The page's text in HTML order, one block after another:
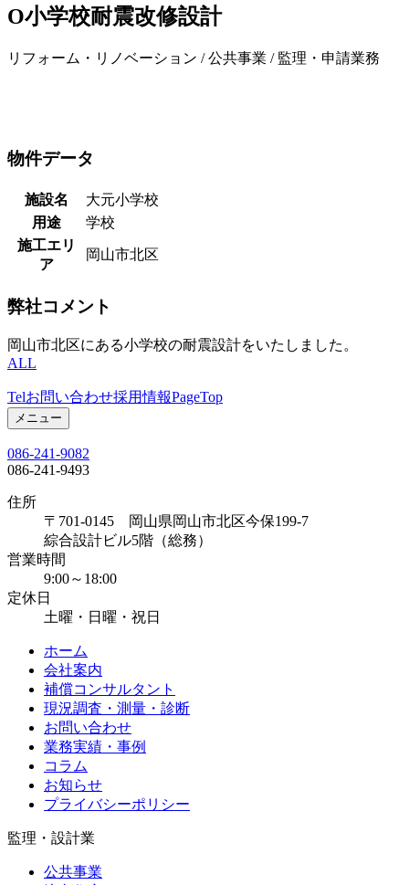
O小学校耐震改修設計
リフォーム・リノベーション / 公共事業 / 監理・申請業務
物件データ
施設名
大元小学校
用途
学校
施工エリ
ア
岡山市北区
弊社コメント
岡山市北区にある小学校の耐震設計をいたしました。
ALL
Telお問い合わせ採用情報PageTop
メニュー
086-241-9082
086-241-9493
住所
〒701-0145 岡山県岡山市北区今保199-7
綜合設計ビル5階（総務）
営業時間
9:00～18:00
定休日
土曜・日曜・祝日
ホーム
会社案内
補償コンサルタント
現況調査・測量・診断
お問い合わせ
業務実績・事例
コラム
お知らせ
プライバシーポリシー
監理・設計業
公共事業